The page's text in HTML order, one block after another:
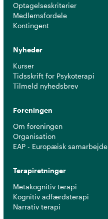
Optagelseskriterier
Medlemsfordele
Kontingent
Nyheder
Kurser
Tidsskrift for Psykoterapi
Tilmeld nyhedsbrev
Foreningen
Om foreningen
Organisation
EAP - Europæisk samarbejde
Terapiretninger
Metakognitiv terapi
Kognitiv adfærdsterapi
Narrativ terapi